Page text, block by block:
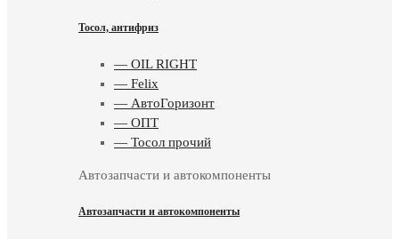
Тосол, антифриз
— OIL RIGHT
— Felix
— АвтоГоризонт
— ОПТ
— Тосол прочий
Автозапчасти и автокомпоненты
Автозапчасти и автокомпоненты